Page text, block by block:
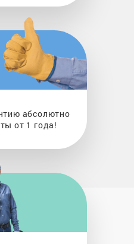
абсолютно
от 1 года!